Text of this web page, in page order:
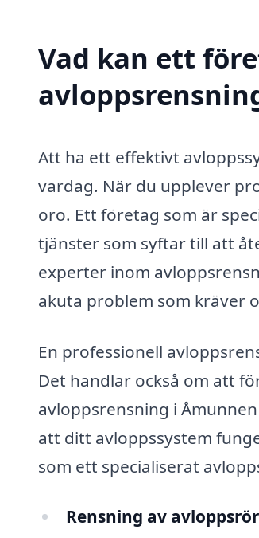
Vad kan ett
Att ha ett effektivt
vardag. När du upplever
oro. Ett företag som är
tjänster som syftar till att
experter inom
akuta problem som kräver
En professionell
Det handlar också om att
avloppsrensning i
att ditt avloppssystem
som ett specialiserat
Rensning av